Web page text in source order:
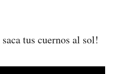
tus cuernos al sol!